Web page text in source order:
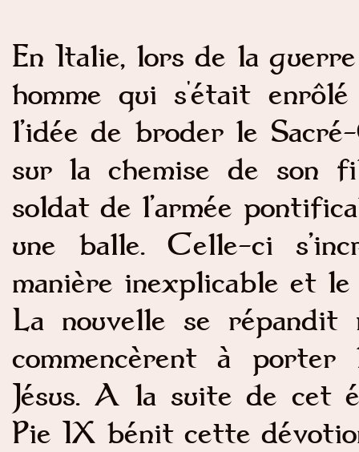
En Italie, lors de la guerre
homme qui s'était
l’idée de broder le
sur la chemise de son
soldat de l’armée
une balle. Celle-ci
manière inexplicable et
La nouvelle se répandit
commencèrent à porter
Jésus. A la suite de cet
Pie IX bénit cette